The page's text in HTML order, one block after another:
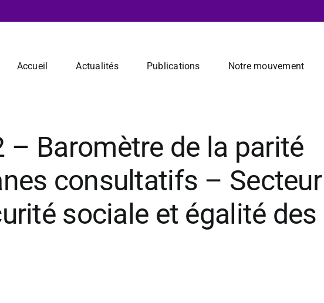
Accueil Actualités Publications Notre mouvement
– Baromètre de la parité
consultatifs – Secteur
sociale et égalité des